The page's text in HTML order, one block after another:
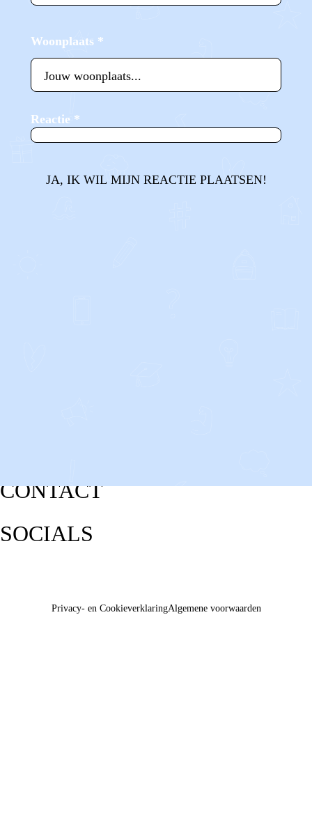
Woonplaats *
Reactie *
JA, IK WIL MIJN REACTIE PLAATSEN!
CONTACT
SOCIALS
Privacy- en CookieverklaringAlgemene voorwaarden